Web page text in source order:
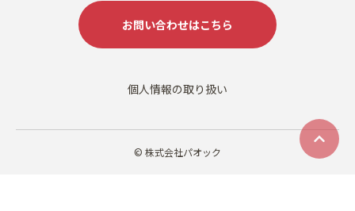
お問い合わせはこちら
個人情報の取り扱い
© 株式会社パオック